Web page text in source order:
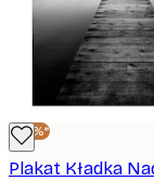
-30%*
Plakat Kładka